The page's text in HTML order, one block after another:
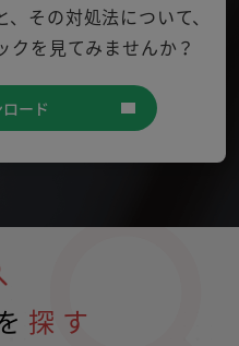
その対処法について、
クを見てみませんか？
ード
探す